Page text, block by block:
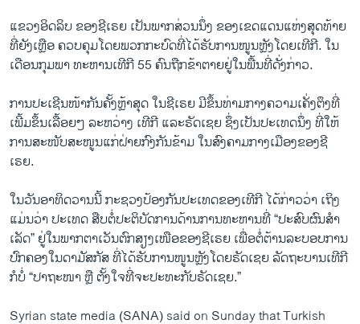
ແຂວງ​ອິດ​ລິບ​ ຂອງ​ຊີ​ເຣຍ ເປັນ​ພາ​ກ​ສ່​ວນ​ນຶ່ງ ຂອງ​ເຂດ​ແດນ​ແຫ່ງ​ສຸດ​ທ້າຍ
ທີ່​ຍັງ​ເຫຼືອ ຄວບ​ຄຸມ​ໂດຍ​ພວກ​ກະ​ບົດ​ທີ່​ໄດ້​ຮັບ​ການ​ໜູນຫຼັງ​ໂດຍ​ເທີ​ກີ. ໃນ​
ເດືອນ​ກຸມ​ພາ ທະ​ຫານ​ເທີ​ກີ 55 ຄົນ​ຖືກ​ຂ້າ​ຕາຍ​ຢູ່​ໃນ​ພື້ນ​ທີ່​ດັ່ງ​ກ່າວ.
ການ​ປະ​ເຊີນ​ໜ້າ​ກັນ​ຄັ້ງຫຼ້າ​ສຸດ ໃນ​ຊີ​ເຣຍ ມີ​ຂຶ້ນ​ທ່າມ​ກາງຄວາມ​ເຄັ່ງ​ຕຶງ​ທີ່​
ເພີ້ມ​ຂຶ້ນ​ເລື້ອຍໆ ລະ​ຫ​ວ່າງ ເທີ​ກີ ແລະ​ຣັດ​ເຊຍ ຊຶ່ງ​ເປັນ​ປະ​ເທດນຶ່ງ ​ທີ່​ໃຫ້​
ການ​ສະ​ໜັບ​ສະ​ໜູນ​ແກ່​ຝ່າຍ​ກົງ​ກັນ​ຂ້າມ ໃນ​ສົງ​ຄາມ​ກາງ​ເມືອງ​ຂອງ​ຊີ​
ເຣຍ.
ໃນ​ວັນ​ອາ​ທິດ​ວານນີ້ ກະ​ຊວງ​ປ້ອງ​ກັນ​ປະ​ເທດ​ຂອງ​ເທີ​ກີ ໄດ້​ກ່າວ​ວ່າ ເຖິງ​
ແມ່ນ​ວ່າ ປະ​ເທດ ສືບ​ຕໍ່​ປະ​ຕິ​ບັດ​ການ​ດ້ານ​ການ​ທະ​ຫານ​ທີ່ “ປະ​ສົບ​ຜົນ​ສຳ​
ເລັດ” ຢູ່​ໃນ​ພາກ​ຕາ​ເວັນ​ຕົກ​ສຽງ​ເໜືອ​ຂອງ​ຊີ​ເຣຍ ເພື່ອ​ຕໍ່​ຕ້ານລະ​ບອບ​ການ​
ປົກ​ຄອງ​ໃນ​ດາມັ​ສກັ​ສ ທີ່​ໄດ້​ຮັບ​ການ​ໜູນຫຼັງ​ໂດຍ​ຣັດ​ເຊຍ ​ລັດ​ຖະ​ບານ​ເທີ​ກີ
ກໍ​ບໍ່ “ປາ​ຖະ​ໜາ ຫຼື ຕັ້ງ​ໃຈ​ທີ່​ຈະ​ປະ​ທະ​ກັບ​ຣັດ​ເຊຍ.”
Syrian state media (SANA) said on Sunday that Turkish